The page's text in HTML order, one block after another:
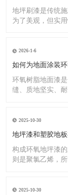
地坪刷漆是传统
为了美观，但实
2026-1-6
如何为地面涂装
环氧树脂地面漆
缝、质地坚实、
2025-10-30
地坪漆和塑胶地
构成环氧地坪漆
则是聚氯乙烯，
2025-10-30